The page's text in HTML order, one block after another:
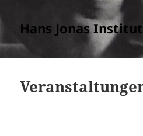
Hans Jonas Institut